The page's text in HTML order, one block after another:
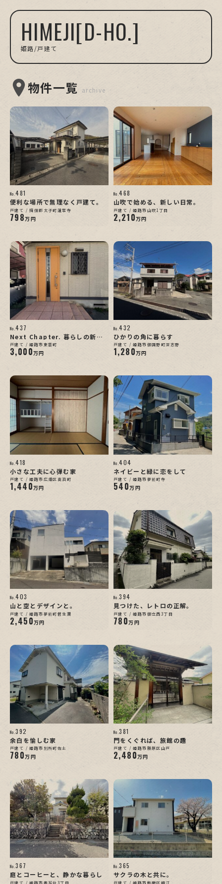
HIMEJI[D-HO.]
姫路/戸建て
物件一覧 archive
No.481
便利な場所で無理なく戸建て。
戸建て / 揖保郡太子町蓮常寺
798万円
No.468
山吹で始める、新しい日常。
戸建て / 姫路市山吹1丁目
2,210万円
No.437
Next Chapter. 暮らしの新し
いページへ
戸建て / 姫路市東雲町
3,000万円
No.432
ひかりの角に暮らす
戸建て / 姫路市御国野町深志野
1,280万円
No.418
小さな工夫に心弾む家
戸建て / 姫路市広畑区高浜町
1,440万円
No.404
ネイビーと緑に恋をして
戸建て / 姫路市夢前町寺
540万円
No.403
山と空とデザインと。
戸建て / 姫路市夢前町菅生澗
2,450万円
No.394
見つけた、レトロの正解。
戸建て / 姫路市御立西3丁目
780万円
No.392
余白を愉しむ家
戸建て / 姫路市別所町佐土
780万円
No.381
門をくぐれば、旅館の趣
戸建て / 姫路市勝原区山戸
2,480万円
No.367
庭とコーヒーと、静かな暮らし
戸建て / 姫路市書写台3丁目
No.365
サクラの木と共に。
戸建て / 姫路市飾磨区細江